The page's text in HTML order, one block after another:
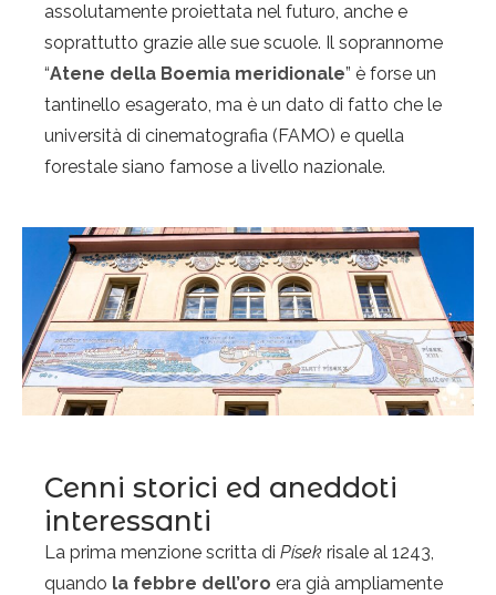
assolutamente proiettata nel futuro, anche e
soprattutto grazie alle sue scuole. Il soprannome
“Atene della Boemia meridionale” è forse un
tantinello esagerato, ma è un dato di fatto che le
università di cinematografia (FAMO) e quella
forestale siano famose a livello nazionale.
Cenni storici ed aneddoti
interessanti
La prima menzione scritta di Písek risale al 1243,
quando la febbre dell’oro era già ampliamente